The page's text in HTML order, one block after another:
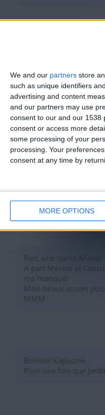
We and our partners store
such as unique identifiers
advertising and content
and our partners may use
consent to our and our 1538
consent or access more
some processing of your
processing. Your
consent at any time by
MORE OPTIONS
c'est deja un bon
Coucou les amis du
Ben, une honte Marie!
A part Mexico et
me manque!
Mais beaux scores
MMM
Bonsoir Kapucine
Pour une fois que